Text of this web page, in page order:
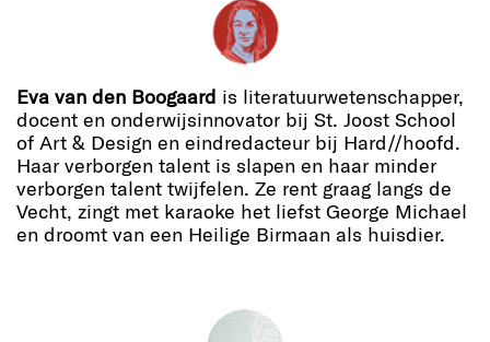
Eva van den Boogaard is literatuurwetenschapper,
docent en onderwijsinnovator bij St. Joost School
of Art & Design en eindredacteur bij Hard//hoofd.
Haar verborgen talent is slapen en haar minder
verborgen talent twijfelen. Ze rent graag langs de
Vecht, zingt met karaoke het liefst George Michael
en droomt van een Heilige Birmaan als huisdier.